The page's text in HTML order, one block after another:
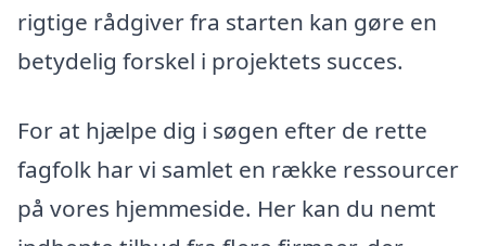
rigtige rådgiver fra starten kan gøre en
betydelig forskel i projektets succes.
For at hjælpe dig i søgen efter de rette
fagfolk har vi samlet en række ressourcer
på vores hjemmeside. Her kan du nemt